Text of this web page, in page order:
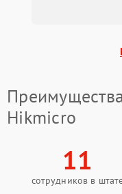
Hikmicro
11
сотрудников в